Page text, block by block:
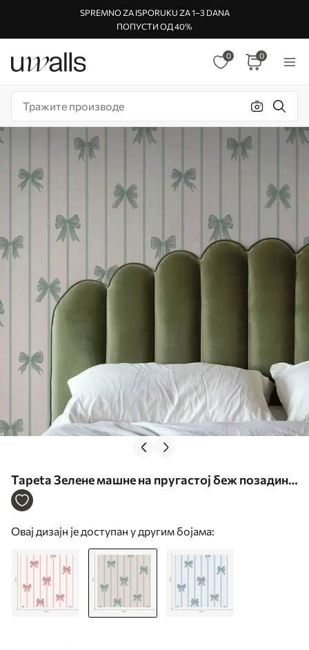
SPREMNO ZA ISPORUKU ZA 1–3 DANA
ПОПУСТИ ОД 40%
0 0
Tapeta Зелене машне на пругастој беж позадини
бр. a01162v1
Овај дизајн је доступан у другим бојама: